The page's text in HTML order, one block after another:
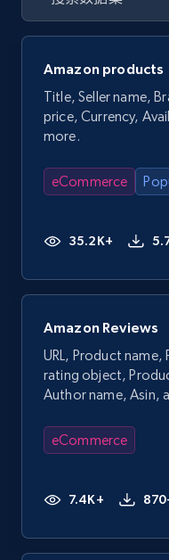
Amazon products
Title, Seller name,
price, Currency,
more.
eCommerce
35.2K+
Amazon Reviews
URL, Product
rating object,
Author name, Asin,
eCommerce
7.4K+